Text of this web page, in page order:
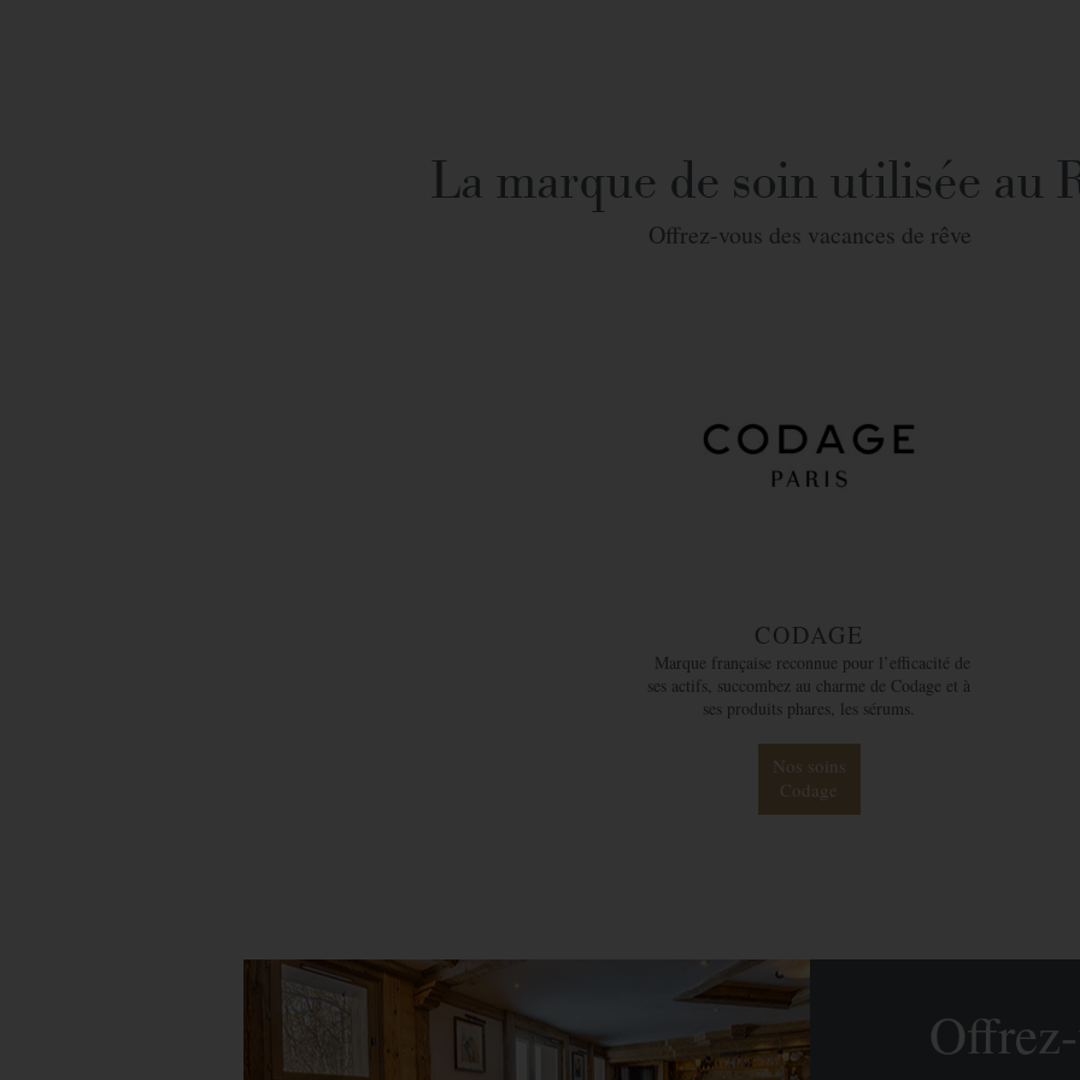
La marque de soin utilisée au
Offrez-vous des vacances de rêve
CODAGE
Marque française reconnue pour l’efficacité de
ses actifs, succombez au charme de Codage et à
ses produits phares, les sérums.
Nos soins
Codage